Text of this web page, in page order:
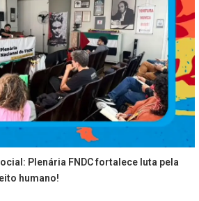
Plenária FNDC fortalece luta pela
humano!